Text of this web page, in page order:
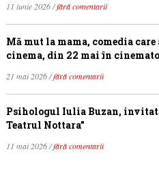
11 iunie 2026 /fără comentarii
Mă mut la mama, comedia
cinema, din 22 mai în
21 mai 2026 /fără comentarii
Psihologul Iulia Buzan,
Teatrul Nottara”
11 mai 2026 /fără comentarii